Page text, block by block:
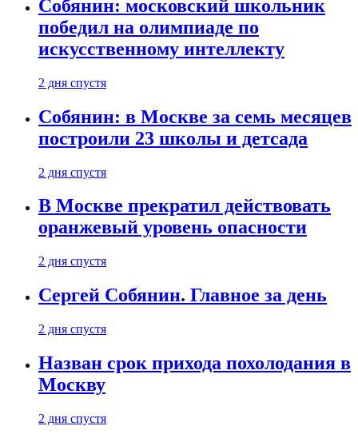
Собянин: московский школьник
победил на олимпиаде по
искусственному интеллекту
2 дня спустя
Собянин: в Москве за семь месяцев
построили 23 школы и детсада
2 дня спустя
В Москве прекратил действовать
оранжевый уровень опасности
2 дня спустя
Сергей Собянин. Главное за день
2 дня спустя
Назван срок прихода похолодания в
Москву
2 дня спустя